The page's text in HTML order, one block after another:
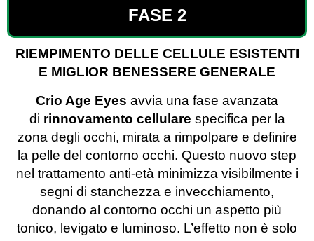
FASE 2
RIEMPIMENTO DELLE CELLULE ESISTENTI
E MIGLIOR BENESSERE GENERALE
Crio Age Eyes avvia una fase avanzata
di rinnovamento cellulare specifica per la
zona degli occhi, mirata a rimpolpare e definire
la pelle del contorno occhi. Questo nuovo step
nel trattamento anti-età minimizza visibilmente i
segni di stanchezza e invecchiamento,
donando al contorno occhi un aspetto più
tonico, levigato e luminoso. L’effetto non è solo